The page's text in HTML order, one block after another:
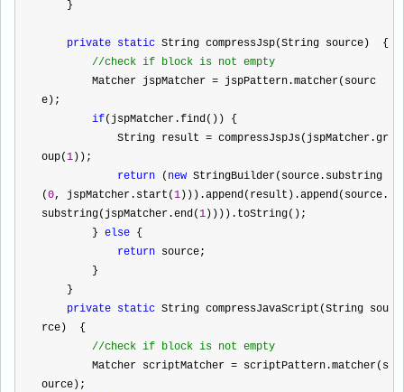
    }
private static String compressJsp(String source)  {
//check if block is not empty
        Matcher jspMatcher
= jspPattern.matcher(sourc
e);
if(jspMatcher.find()) {
            String result
= compressJspJs(jspMatcher.gr
oup(1 ));
return ( new StringBuilder(source.substring
(0, jspMatcher.start(1 ))).append(result).append(source.
substring(jspMatcher.end(1 )))).toString();
        }
else {
return source;
        }
    }
private static String compressJavaScript(String sou
rce)  {
//check if block is not empty
        Matcher scriptMatcher
= scriptPattern.matcher(s
ource);